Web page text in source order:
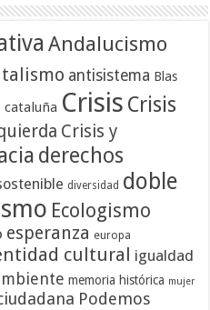
Andalucismo
antisistema Blas
cataluña Crisis Crisis
Crisis y
derechos
diversidad doble
Ecologismo
esperanza europa
cultural igualdad
memoria histórica mujer
Podemos